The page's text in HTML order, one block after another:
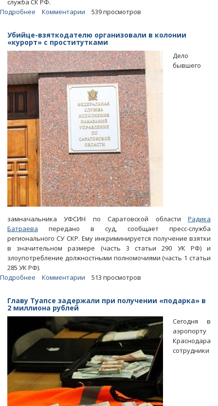
служба СК РФ.
Подробнее
Александру
Бастрыкину
на
волокиту
в
СУ
СКР
Комментарии 539 просмотров
Убийце-взяткодателю организовали в колонии
«курорт» с проститутками
Дело
бывшего
замначальника УФСИН по Саратовской области Радика
Батраева передано в суд, сообщает пресс-служба
регионального СУ СКР. Ему инкриминируется получение взятки
в значительном размере (часть 3 статьи 290 УК РФ) и
злоупотребление должностными полномочиями (часть 1 статьи
285 УК РФ).
Подробнее
организовали
в
колонии
«курорт»
с
Комментарии 513 просмотров
Главу Туапсе задержали при получении «подарка» в
2 миллиона рублей
Сегодня в
аэропорту
Краснодара
сотрудники